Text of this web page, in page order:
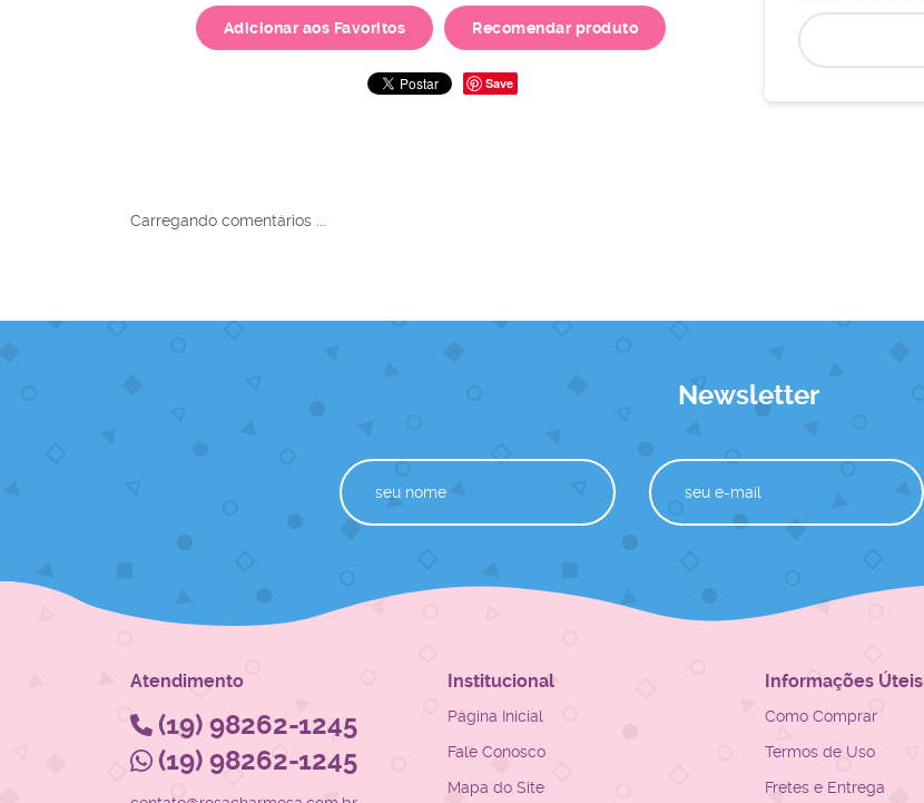
Adicionar aos Favoritos Recomendar produto
Save
Carregando comentários ...
Newsletter
Atendimento
(19) 98262-1245
(19) 98262-1245
Institucional
Página Inicial
Fale Conosco
Mapa do Site
Informações Úteis
Como Comprar
Termos de Uso
Fretes e Entrega